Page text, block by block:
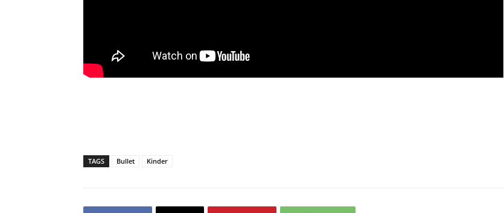
TAGS Bullet Kinder